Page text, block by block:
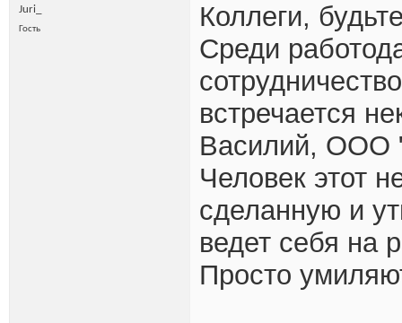
Juri_
Гость
Коллеги,
Среди
встречается
Василий, ООО
Человек этот
сделанную и
ведет себя на
Просто